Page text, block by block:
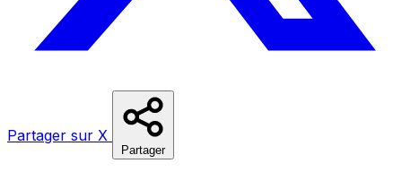
Partager sur X
Partager